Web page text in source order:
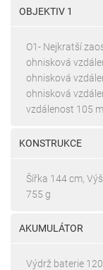
OBJEKTIV 1
O1- Nejkratší
ohnisková
ohnisková
ohnisková
vzdálenost 105
KONSTRUKCE
Šířka 144 cm,
755 g
AKUMULÁTOR
Výdrž baterie